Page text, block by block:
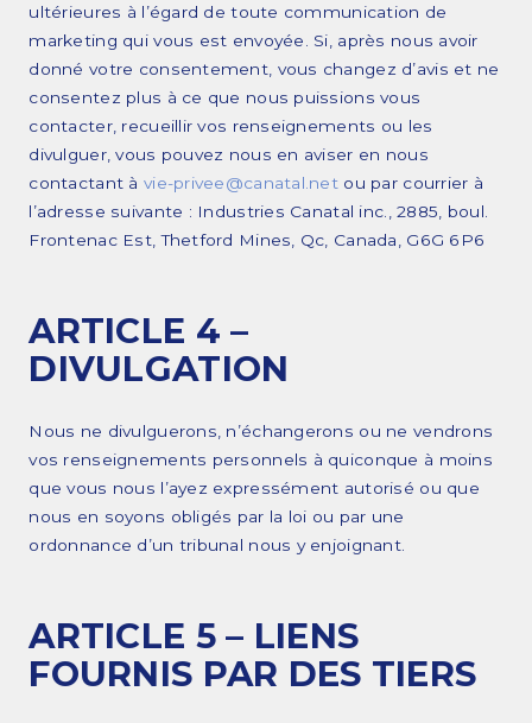
ultérieures à l’égard de toute communication de
marketing qui vous est envoyée. Si, après nous avoir
donné votre consentement, vous changez d’avis et ne
consentez plus à ce que nous puissions vous
contacter, recueillir vos renseignements ou les
divulguer, vous pouvez nous en aviser en nous
contactant à vie-privee@canatal.net ou par courrier à
l’adresse suivante : Industries Canatal inc., 2885, boul.
Frontenac Est, Thetford Mines, Qc, Canada, G6G 6P6
ARTICLE 4 –
DIVULGATION
Nous ne divulguerons, n’échangerons ou ne vendrons
vos renseignements personnels à quiconque à moins
que vous nous l’ayez expressément autorisé ou que
nous en soyons obligés par la loi ou par une
ordonnance d’un tribunal nous y enjoignant.
ARTICLE 5 – LIENS
FOURNIS PAR DES TIERS